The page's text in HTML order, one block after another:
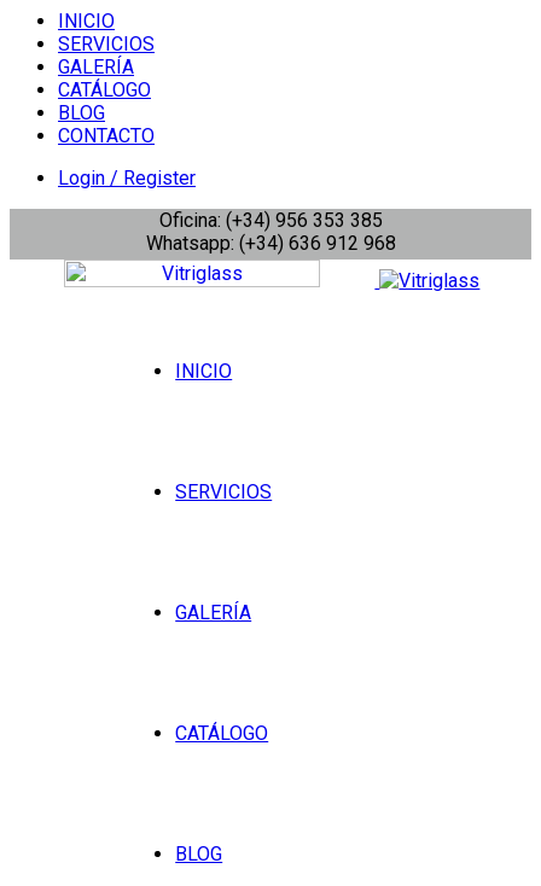
INICIO
SERVICIOS
GALERÍA
CATÁLOGO
BLOG
CONTACTO
Login / Register
Oficina: (+34) 956 353 385
Whatsapp: (+34) 636 912 968
INICIO
SERVICIOS
GALERÍA
CATÁLOGO
BLOG